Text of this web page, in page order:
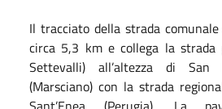
Il tracciato della strada
circa 5,3 km e collega la strada
Settevalli) all’altezza di
(Marsciano) con la strada